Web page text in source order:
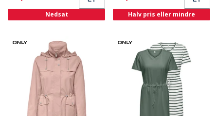
Nedsat Halv pris eller mindre